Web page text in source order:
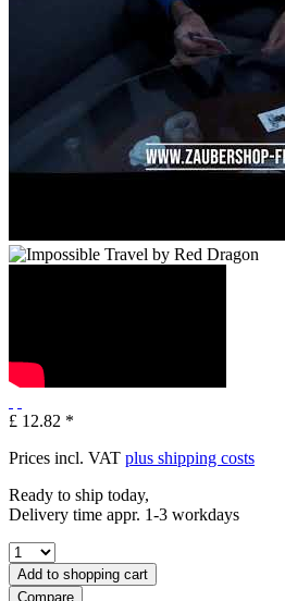
£ 12.82 *
Prices incl. VAT plus shipping costs
Ready to ship today,
Delivery time appr. 1-3 workdays
Add to shopping cart
Compare